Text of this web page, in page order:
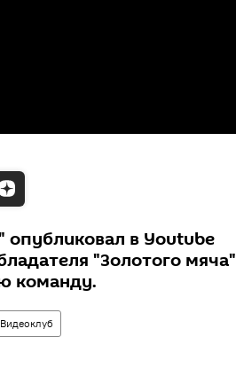
в Youtube
"Золотого мяча"
команду.
Видеоклуб